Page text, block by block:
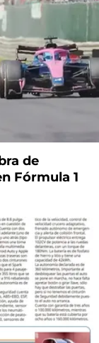
de
Fórmula 1